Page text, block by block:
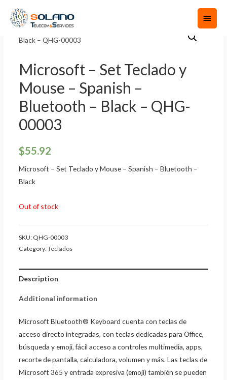
Microsoft – Set Teclado y
Mouse – Spanish –
Bluetooth – Black – QHG-
00003
$55.92
Microsoft – Set Teclado y Mouse – Spanish – Bluetooth –
Black
Out of stock
SKU: QHG-00003
Category:Teclados
Description
Additional information
Microsoft Bluetooth® Keyboard cuenta con teclas de
acceso directo integradas, con teclas dedicadas para Office,
búsqueda y emoji, fácil acceso a controles multimedia, apps,
recorte de pantalla, calculadora, volumen y más. Las teclas de
Microsoft 365 y entrada expresiva (emoji) también se pueden